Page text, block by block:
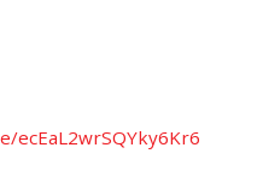
ecEaL2wrSQYky6Kr6